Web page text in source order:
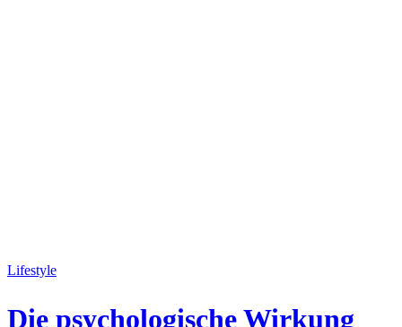
Lifestyle
Die psychologische Wirkung